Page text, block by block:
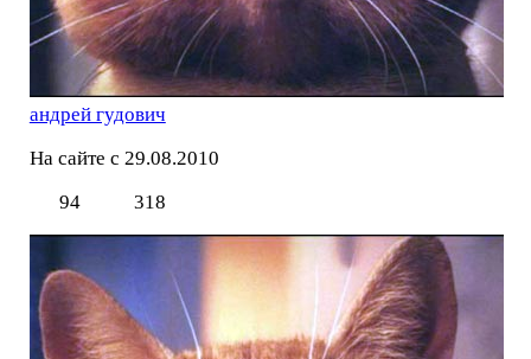
андрей гудович
На сайте с 29.08.2010
94
318